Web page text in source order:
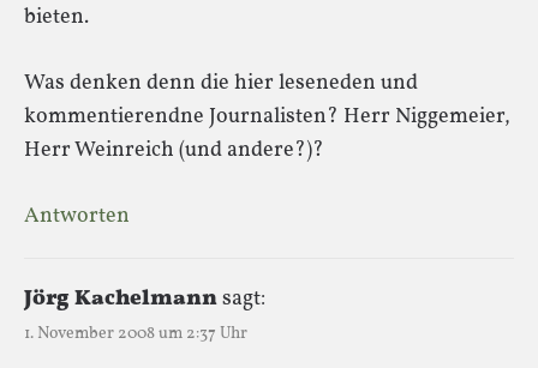
bieten.
Was denken denn die hier leseneden und
kommentierendne Journalisten? Herr Niggemeier,
Herr Weinreich (und andere?)?
Antworten
Jörg Kachelmannsagt:
1. November 2008 um 2:37 Uhr